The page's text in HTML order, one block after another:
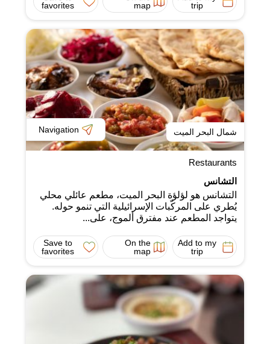
trip
map
favorites
شمال البحر الميت Navigation
Restaurants
التشانس
التشانس هو لؤلؤة البحر الميت، مطعم عائلي محلي
يُطري على المركّبات الإسرائيلية التي تنمو حوله.
يتواجد المطعم عند مفترق ألموج، على...
Add to my
trip
On the
map
Save to
favorites